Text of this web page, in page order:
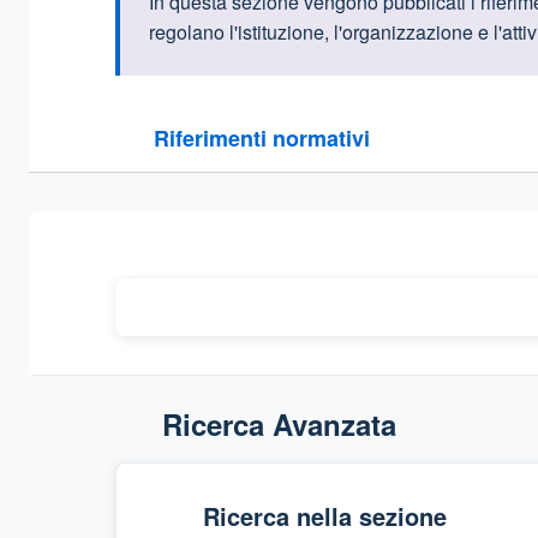
regolano l'istituzione, l'organizzazione e
Riferimenti normativi
Sezione compressa
Ricerca Avanzata
Ricerca nella sezione